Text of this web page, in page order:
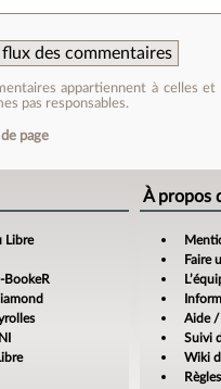
des commentaires
appartiennent à celles et
pas responsables.
page
Libre
BookeR
À propos
Faire
Aide /
Suivi
Wiki